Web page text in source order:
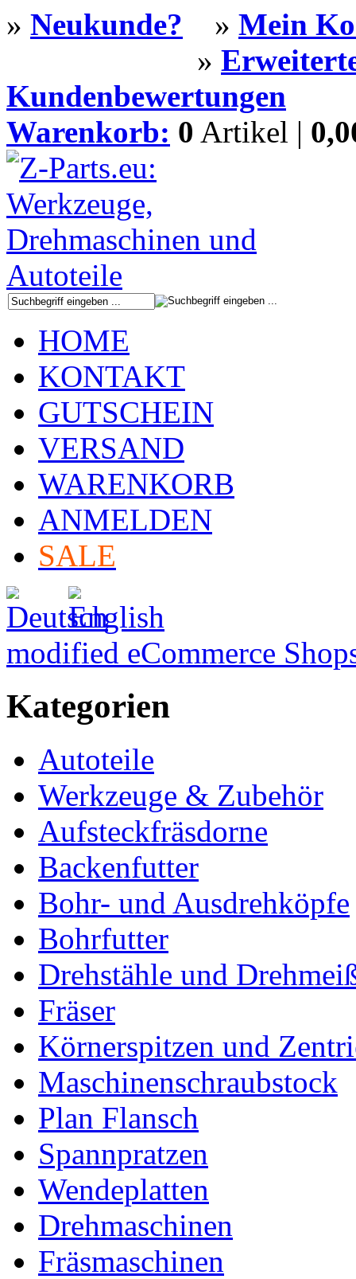
» Neukunde? » Mein
»
Kundenbewertungen
Warenkorb: 0 Artikel |
HOME
KONTAKT
GUTSCHEIN
VERSAND
WARENKORB
ANMELDEN
SALE
modified eCommerce
Kategorien
Autoteile
Werkzeuge & Zubehör
Aufsteckfräsdorne
Backenfutter
Bohr- und Ausdrehköpfe
Bohrfutter
Drehstähle und
Fräser
Körnerspitzen und
Maschinenschraubstock
Plan Flansch
Spannpratzen
Wendeplatten
Drehmaschinen
Fräsmaschinen